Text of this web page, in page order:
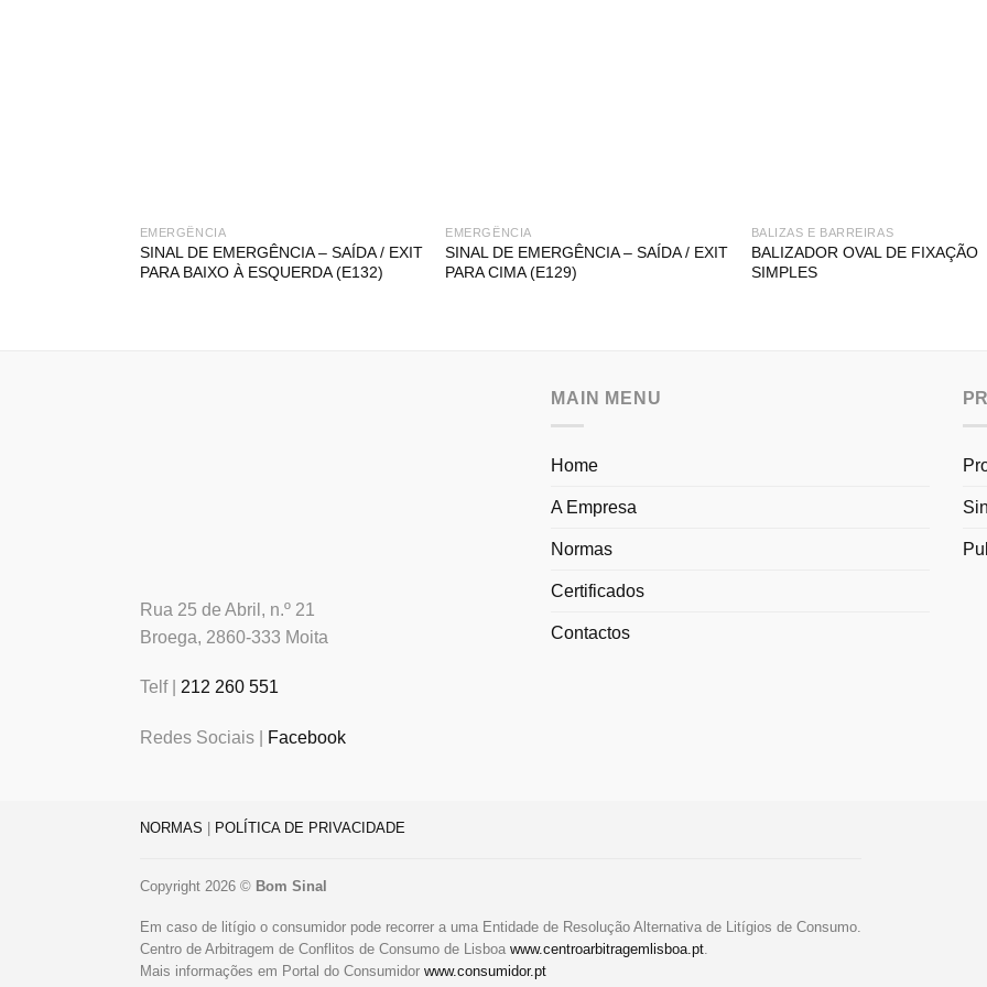
EMERGÊNCIA
SINAL DE EMERGÊNCIA – SAÍDA / EXIT
PARA BAIXO À ESQUERDA (E132)
EMERGÊNCIA
SINAL DE EMERGÊNCIA – SAÍDA / EXIT
PARA CIMA (E129)
BALIZAS E BARREIRAS
BALIZADOR OVAL DE FIXAÇÃO
SIMPLES
Rua 25 de Abril, n.º 21
Broega, 2860-333 Moita
Telf | 212 260 551
Redes Sociais | Facebook
MAIN MENU
Home
A Empresa
Normas
Certificados
Contactos
NORMAS POLÍTICA DE PRIVACIDADE
Copyright 2026 © Bom Sinal
Em caso de litígio o consumidor pode recorrer a uma Entidade de Resolução Alternativa de Litígios de Consumo.
Centro de Arbitragem de Conflitos de Consumo de Lisboa www.centroarbitragemlisboa.pt
Mais informações em Portal do Consumidor www.consumidor.pt